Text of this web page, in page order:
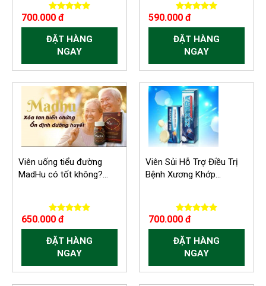
700.000 đ
ĐẶT HÀNG
NGAY
590.000 đ
ĐẶT HÀNG
NGAY
Viên uống tiểu đường
MadHu có tốt không?...
650.000 đ
ĐẶT HÀNG
NGAY
Viên Sủi Hỗ Trợ Điều Trị
Bệnh Xương Khớp...
700.000 đ
ĐẶT HÀNG
NGAY